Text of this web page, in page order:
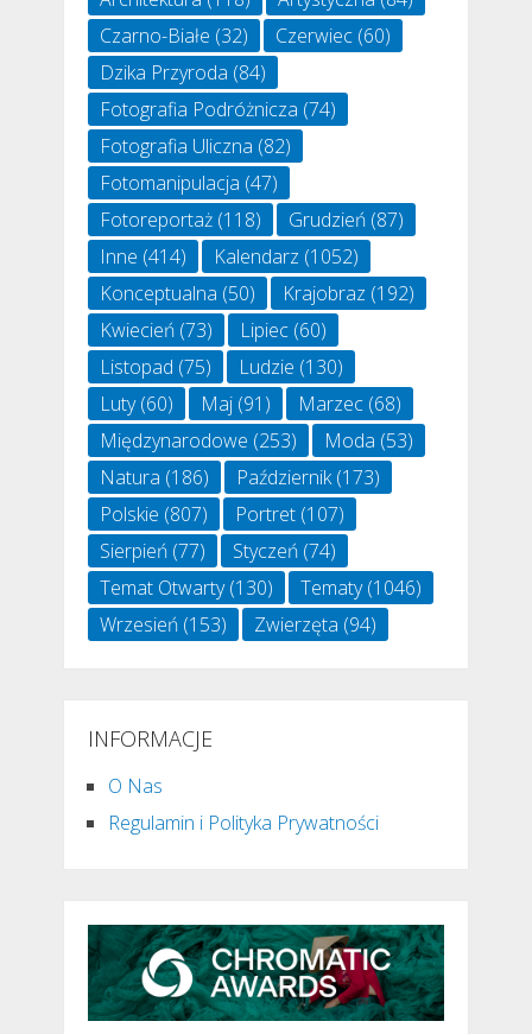
Czarno-Białe (32) Czerwiec(60)
Dzika Przyroda (84)
Fotografia Podróżnicza (74)
Fotografia Uliczna (82)
Fotomanipulacja (47)
Fotoreportaż(118) Grudzień(87)
Inne (414) Kalendarz (1052)
Konceptualna (50) Krajobraz (192)
Kwiecień(73) Lipiec(60)
Listopad (75) Ludzie (130)
Luty(60) Maj(91) Marzec(68)
Międzynarodowe (253) Moda (53)
Natura (186) Październik(173)
Polskie (807) Portret(107)
Sierpień(77) Styczeń(74)
Temat Otwarty(130) Tematy(1046)
Wrzesień(153) Zwierzęta (94)
INFORMACJE
O Nas
Regulamin i Polityka Prywatności